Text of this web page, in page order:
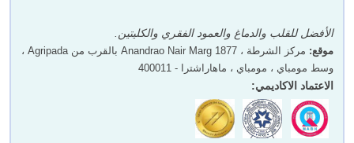
الأفضل للقلب والدماغ والعمود الفقري والكليتين.
موقع:
مركز الشرطة ، 1877 Anandrao Nair Marg بالقرب من Agripada ،
وسط مومباي ، مومباي ، ماهاراشترا - 400011
الاعتماد الاكاديمي: